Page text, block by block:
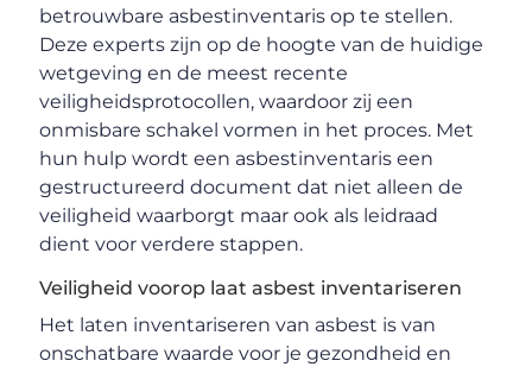
betrouwbare asbestinventaris op te stellen.
Deze experts zijn op de hoogte van de huidige
wetgeving en de meest recente
veiligheidsprotocollen, waardoor zij een
onmisbare schakel vormen in het proces. Met
hun hulp wordt een asbestinventaris een
gestructureerd document dat niet alleen de
veiligheid waarborgt maar ook als leidraad
dient voor verdere stappen.
Veiligheid voorop laat asbest inventariseren
Het laten inventariseren van asbest is van
onschatbare waarde voor je gezondheid en